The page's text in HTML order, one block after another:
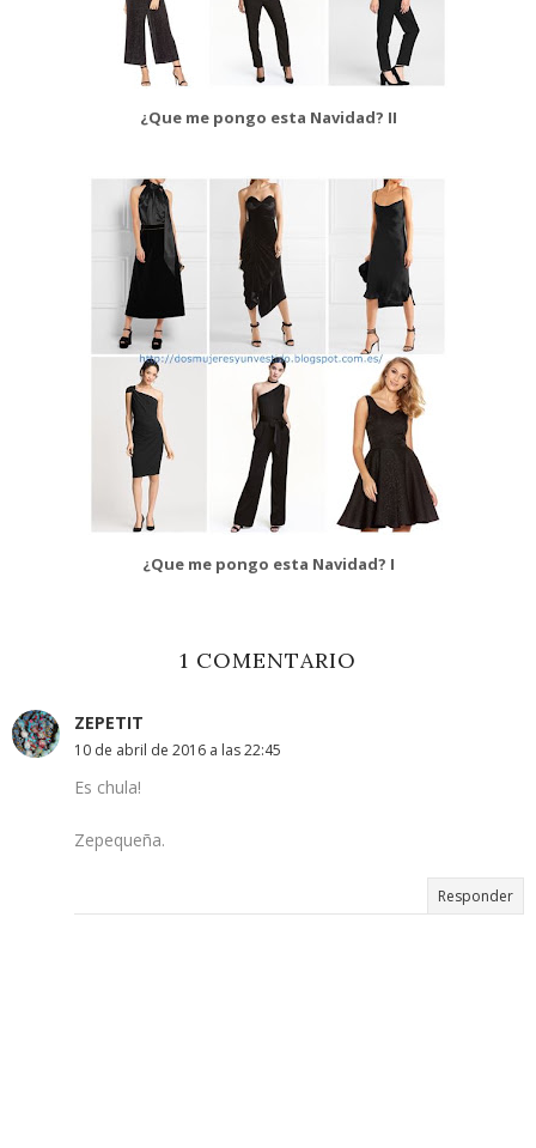
¿Que me pongo esta Navidad? II
¿Que me pongo esta Navidad? I
1 COMENTARIO
ZEPETIT
10 de abril de 2016 a las 22:45
Es chula!
Zepequeña.
Responder